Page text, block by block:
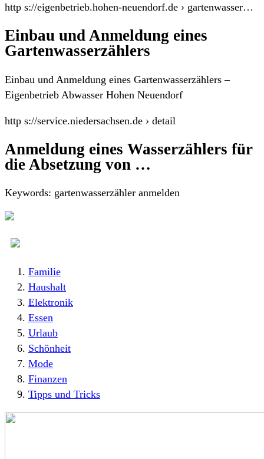
http s://eigenbetrieb.hohen-neuendorf.de › gartenwasser…
Einbau und Anmeldung eines
Gartenwasserzählers
Einbau und Anmeldung eines Gartenwasserzählers –
Eigenbetrieb Abwasser Hohen Neuendorf
http s://service.niedersachsen.de › detail
Anmeldung eines Wasserzählers für
die Absetzung von …
Keywords: gartenwasserzähler anmelden
Familie
Haushalt
Elektronik
Essen
Urlaub
Schönheit
Mode
Finanzen
Tipps und Tricks